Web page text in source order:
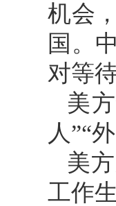
机会
国。
对等
美
人”“
美
工作